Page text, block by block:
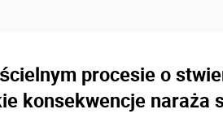
procesie o
konsekwencje naraża